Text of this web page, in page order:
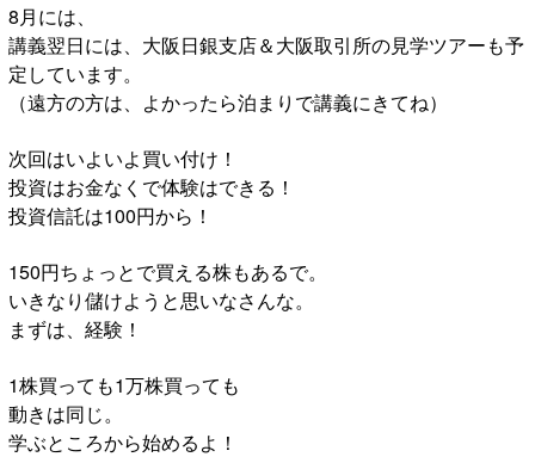
8月には、
講義翌日には、大阪日銀支店＆大阪取引所の見学ツアーも予
定しています。
（遠方の方は、よかったら泊まりで講義にきてね）
次回はいよいよ買い付け！
投資はお金なくで体験はできる！
投資信託は100円から！
150円ちょっとで買える株もあるで。
いきなり儲けようと思いなさんな。
まずは、経験！
1株買っても1万株買っても
動きは同じ。
学ぶところから始めるよ！